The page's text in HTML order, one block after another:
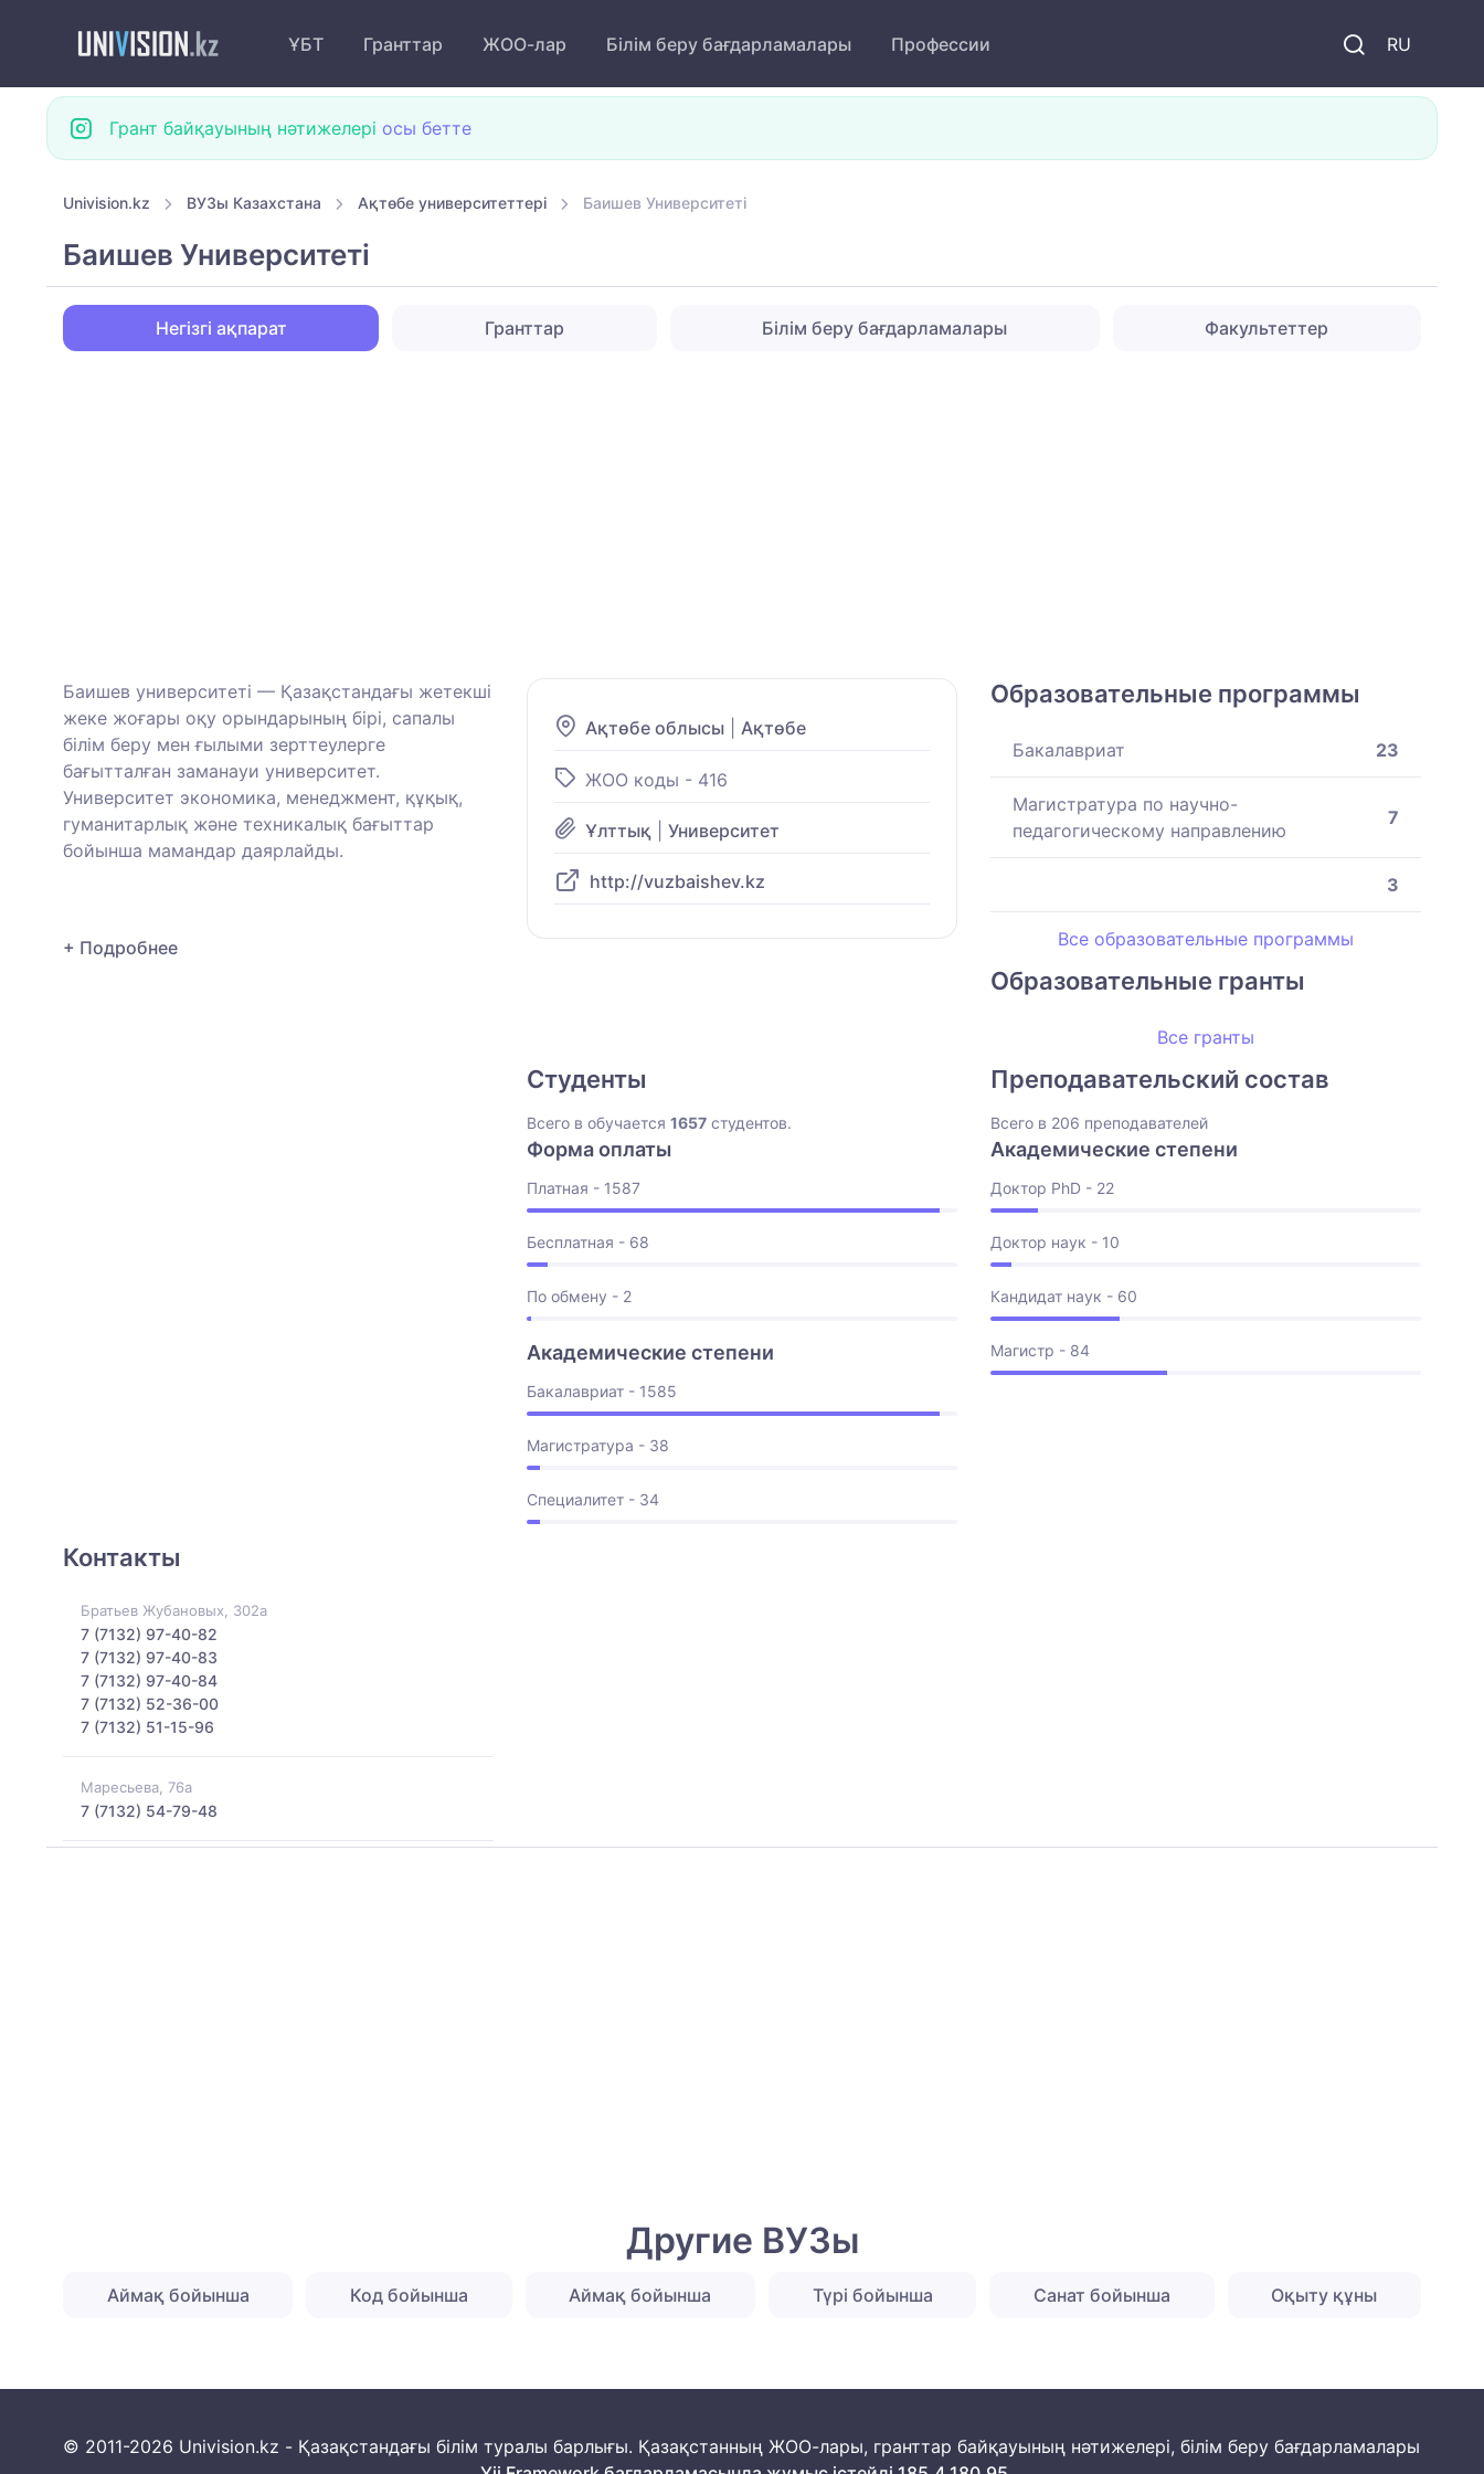
RU
ҰБТ Гранттар ЖОО-лар Білім беру бағдарламалары Профессии
Грант байқауының нәтижелері осы бетте
Univision.kz ВУЗы Казахстана Ақтөбе университеттері Баишев Университеті
Баишев Университеті
Негізгі ақпарат Гранттар Білім беру бағдарламалары Факультеттер
Баишев университеті — Қазақстандағы жетекші
жеке жоғары оқу орындарының бірі, сапалы
білім беру мен ғылыми зерттеулерге
бағытталған заманауи университет.
Университет экономика, менеджмент, құқық,
гуманитарлық және техникалық бағыттар
бойынша мамандар даярлайды.
+ Подробнее
Ақтөбе облысы| Ақтөбе
ЖОО коды - 416
Ұлттық Университет
http://vuzbaishev.kz
Образовательные программы
Бакалавриат 23
Магистратура по научно-
педагогическому направлению
7
3
Все образовательные программы
Образовательные гранты
Все гранты
Студенты
Всего в обучается 1657студентов.
Форма оплаты
Платная - 1587
Бесплатная - 68
По обмену - 2
Академические степени
Бакалавриат - 1585
Магистратура - 38
Специалитет - 34
Преподавательский состав
Всего в 206 преподавателей
Академические степени
Доктор PhD - 22
Доктор наук - 10
Кандидат наук - 60
Магистр - 84
Контакты
Братьев Жубановых, 302а
7 (7132) 97-40-82
7 (7132) 97-40-83
7 (7132) 97-40-84
7 (7132) 52-36-00
7 (7132) 51-15-96
Маресьева, 76а
7 (7132) 54-79-48
Другие ВУЗы
Аймақ бойынша Код бойынша Аймақ бойынша Түрі бойынша Санат бойынша Оқыту құны
© 2011-2026 Univision.kz - Қазақстандағы білім туралы барлығы. Қазақстанның ЖОО-лары, гранттар байқауының нәтижелері, білім беру бағдарламалары